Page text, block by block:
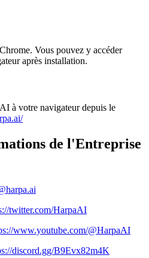
Vous pouvez y accéder
après installation.
à votre navigateur depuis le
de l'Entreprise
twitter.com/HarpaAI
www.youtube.com/@HarpaAI
discord.gg/B9Evx82m4K